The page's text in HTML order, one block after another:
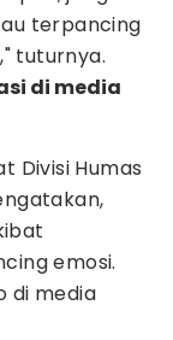
terpancing
tuturnya.
di media
Divisi Humas
emosi.
di media